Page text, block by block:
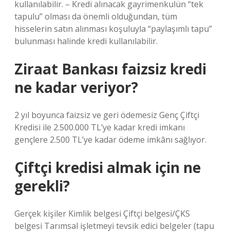
kullanılabilir. – Kredi alınacak gayrimenkulün “tek
tapulu” olması da önemli olduğundan, tüm
hisselerin satın alınması koşuluyla “paylaşımlı tapu”
bulunması halinde kredi kullanılabilir.
Ziraat Bankası faizsiz kredi
ne kadar veriyor?
2 yıl boyunca faizsiz ve geri ödemesiz Genç Çiftçi
Kredisi ile 2.500.000 TL’ye kadar kredi imkanı
gençlere 2.500 TL’ye kadar ödeme imkânı sağlıyor.
Çiftçi kredisi almak için ne
gerekli?
Gerçek kişiler Kimlik belgesi Çiftçi belgesi/ÇKS
belgesi Tarımsal işletmeyi tevsik edici belgeler (tapu